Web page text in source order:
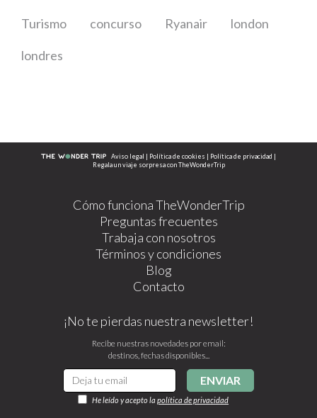
Turismo concurso Ryanair london
londres
Aviso legal | Política de cookies | Política de privacidad |
Regala un viaje sorpresa con TheWonderTrip
Cómo funciona TheWonderTrip
Preguntas frecuentes
Trabaja con nosotros
Términos y condiciones
Blog
Contacto
¡No te pierdas nuestra newsletter!
Recibe nuestras novedades por email:
destinos, fechas disponibles...
ENVIAR
He leído y acepto la política de privacidad